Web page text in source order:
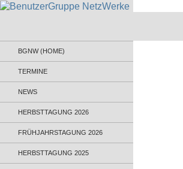
Administratoren und Anwender
BGNW (HOME)
TERMINE
NEWS
HERBSTTAGUNG 2026
FRÜHJAHRSTAGUNG 2026
HERBSTTAGUNG 2025